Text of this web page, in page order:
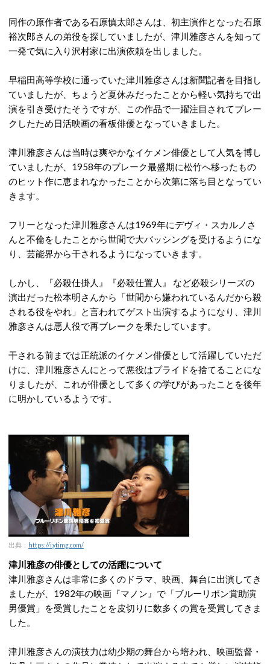
同作の原作者である石原慎太郎さんは、初主演作となった石原
裕次郎さんの弟役を探していましたが、津川雅彦さんを知って
一発で気に入り沢村家に出演依頼を出しました。
早稲田高等学校に通っていた津川雅彦さんは新聞記者を目指し
ていましたが、ちょうど夏休みだったことから軽い気持ちで出
演を引き受けたそうですが、この作品で一躍注目されてブレー
クしたため日活映画の看板俳優となっていきました。
津川雅彦さんは当時は爽やかなイケメン俳優として人気を博し
ていましたが、1958年のブレーク最盛期に松竹へ移ったもの
のヒット作に恵まれなかったことから次第に落ち目となってい
きます。
フリーとなった津川雅彦さんは1969年にデヴィ・スカルノさ
んと不倫をしたことから世間で大バッシングを受けるようにな
り、芸能界から干されるようになっていきます。
しかし、『必殺仕掛人』『必殺仕置人』 など必殺シリーズの
演出だった松本明さんから「世間から嫌われているんだから殺
される役をやれ」と言われてゲスト出演するようになり、津川
雅彦さんは悪人役で再ブレークを果たしています。
干される前までは正統派のイケメン俳優として活躍していただ
けに、津川雅彦さんにとって悪役はプライドを捨てることにな
りましたが、これが俳優として多くの学びがあったことを後年
に明かしているようです。
出典： https://i.ytimg.com/
津川雅彦の俳優としての活躍について
津川雅彦さんは非常に多くのドラマ、映画、舞台に出演してき
ましたが、1982年の映画『マノン』で「ブルーリボン賞助演
男優賞」を受賞したことを皮切りに数多くの賞を受賞してきま
した。
津川雅彦さんの演技力は幼少期の舞台から培われ、映画監督・